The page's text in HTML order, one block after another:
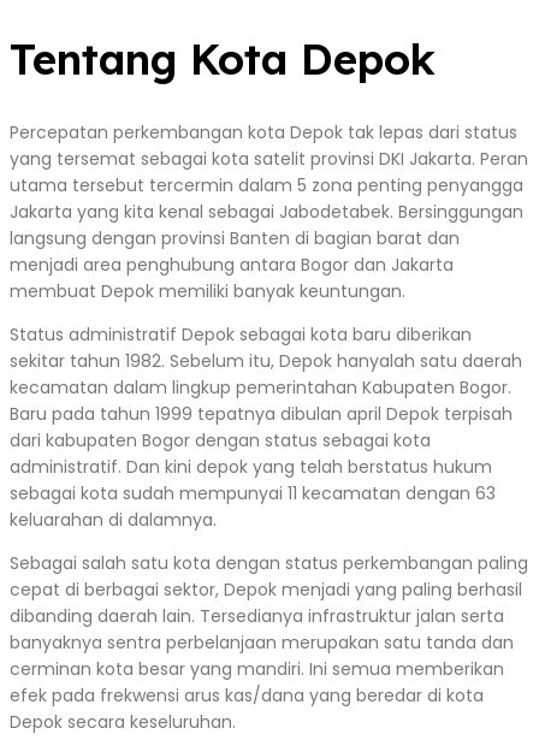
Tentang Kota Depok
Percepatan perkembangan kota Depok tak lepas dari status
yang tersemat sebagai kota satelit provinsi DKI Jakarta. Peran
utama tersebut tercermin dalam 5 zona penting penyangga
Jakarta yang kita kenal sebagai Jabodetabek. Bersinggungan
langsung dengan provinsi Banten di bagian barat dan
menjadi area penghubung antara Bogor dan Jakarta
membuat Depok memiliki banyak keuntungan.
Status administratif Depok sebagai kota baru diberikan
sekitar tahun 1982. Sebelum itu, Depok hanyalah satu daerah
kecamatan dalam lingkup pemerintahan Kabupaten Bogor.
Baru pada tahun 1999 tepatnya dibulan april Depok terpisah
dari kabupaten Bogor dengan status sebagai kota
administratif. Dan kini depok yang telah berstatus hukum
sebagai kota sudah mempunyai 11 kecamatan dengan 63
keluarahan di dalamnya.
Sebagai salah satu kota dengan status perkembangan paling
cepat di berbagai sektor, Depok menjadi yang paling berhasil
dibanding daerah lain. Tersedianya infrastruktur jalan serta
banyaknya sentra perbelanjaan merupakan satu tanda dan
cerminan kota besar yang mandiri. Ini semua memberikan
efek pada frekwensi arus kas/dana yang beredar di kota
Depok secara keseluruhan.